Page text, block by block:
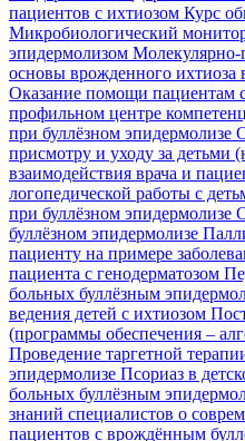
пациентов с ихтиозом Курс
Микробиологический
эпидермолизом Молекулярно-
основы врожденного ихтиоза
Оказание помощи пациентам
профильном центре
при буллёзном эпидермолизе
присмотру и уходу за детьми
взаимодействия врача и
логопедической работы с
при буллёзном эпидермолизе
буллёзном эпидермолизе
пациенту на примере
пациента с генодерматозом
больных буллёзным
ведения детей с ихтиозом
(программы обеспечения –
Проведение таргетной
эпидермолизе Псориаз в
больных буллёзным
знаний специалистов о
пациентов с врождённым